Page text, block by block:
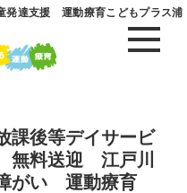
発達支援 運動療育こどもプラス浦
後等デイサービ
料送迎 江戸川
がい 運動療育